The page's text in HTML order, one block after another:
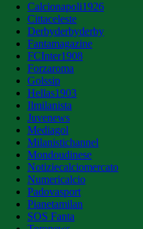
Calcionapoli1926
Cittaceleste
Derbyderbyderby
Fantamagazine
FCInter1908
Forzaroma
Golssip
Hellas1903
Ilmilanista
Juvenews
Mediagol
Milanistichannel
Mondoudinese
Notiziecalciomercato
Numericalcio
Padovasport
Pianetamilan
SOS Fanta